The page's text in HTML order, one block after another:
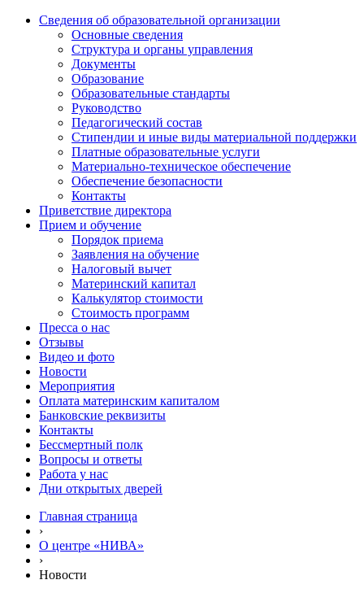
Сведения об образовательной организации
Основные сведения
Структура и органы управления
Документы
Образование
Образовательные стандарты
Руководство
Педагогический состав
Стипендии и иные виды материальной поддержки
Платные образовательные услуги
Материально-техническое обеспечение
Обеспечение безопасности
Контакты
Приветствие директора
Прием и обучение
Порядок приема
Заявления на обучение
Налоговый вычет
Материнский капитал
Калькулятор стоимости
Стоимость программ
Пресса о нас
Отзывы
Видео и фото
Новости
Мероприятия
Оплата материнским капиталом
Банковские реквизиты
Контакты
Бессмертный полк
Вопросы и ответы
Работа у нас
Дни открытых дверей
Главная страница
›
О центре «НИВА»
›
Новости